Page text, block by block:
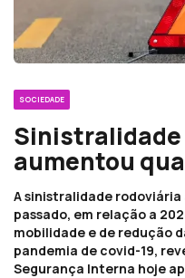
SOCIEDADE
aumentou
A sinistralidade rodoviária
passado, em relação a
mobilidade e de redução
pandemia de covid-19,
Segurança Interna hoje